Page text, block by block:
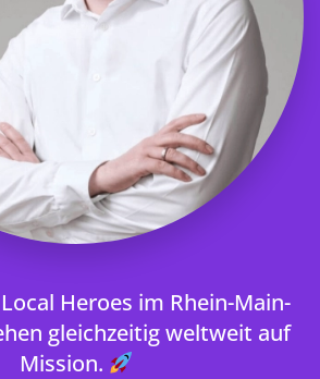
Heroes im Rhein-Main-
gleichzeitig weltweit auf
Mission.